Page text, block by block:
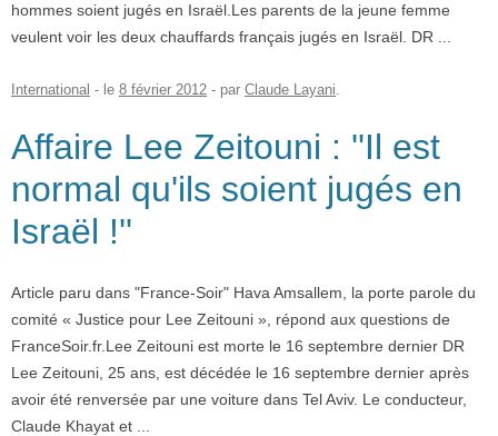
hommes soient jugés en Israël.Les parents de la jeune femme
veulent voir les deux chauffards français jugés en Israël. DR ...
International - le 8 février 2012 - par Claude Layani.
Affaire Lee Zeitouni : ''Il est
normal qu'ils soient jugés en
Israël !''
Article paru dans "France-Soir" Hava Amsallem, la porte parole du
comité « Justice pour Lee Zeitouni », répond aux questions de
FranceSoir.fr.Lee Zeitouni est morte le 16 septembre dernier DR
Lee Zeitouni, 25 ans, est décédée le 16 septembre dernier après
avoir été renversée par une voiture dans Tel Aviv. Le conducteur,
Claude Khayat et ...